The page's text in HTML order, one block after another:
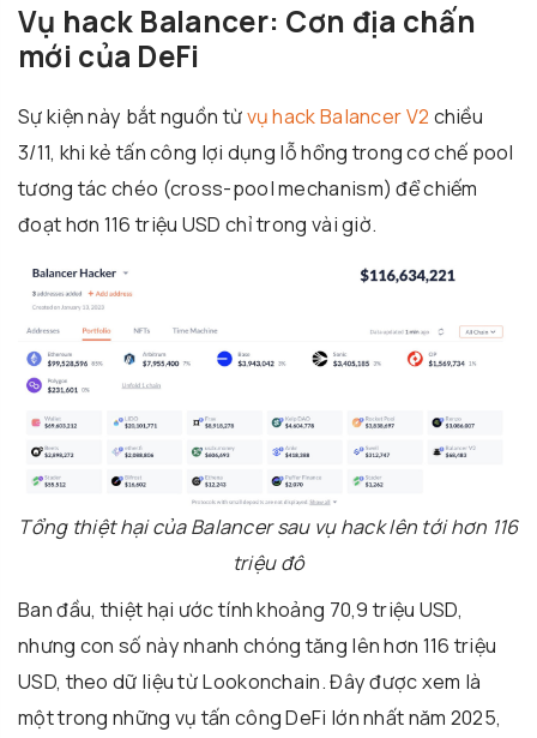
Vụ hack Balancer: Cơn địa chấn
mới của DeFi
Sự kiện này bắt nguồn từvụ hack Balancer V2 chiều
3/11, khi kẻ tấn công lợi dụng lỗ hổng trong cơ chế pool
tương tác chéo (cross-pool mechanism) để chiếm
đoạt hơn 116 triệu USD chỉ trong vài giờ.
Tổng thiệt hại của Balancer sau vụ hack lên tới hơn 116
triệu đô
Ban đầu, thiệt hại ước tính khoảng 70,9 triệu USD,
nhưng con số này nhanh chóng tăng lên hơn 116 triệu
USD, theo dữ liệu từ Lookonchain. Đây được xem là
một trong những vụ tấn công DeFi lớn nhất năm 2025,